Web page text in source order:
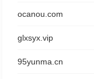
ocanou.com
glxsyx.vip
95yunma.cn